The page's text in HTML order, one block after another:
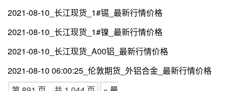
2021-08-10_长江现货_1#锡_最新行情价格
2021-08-10_长江现货_1#镍_最新行情价格
2021-08-10_长江现货_A00铝_最新行情价格
2021-08-10 06:00:25_伦敦期货_外铝合金_最新行情价格